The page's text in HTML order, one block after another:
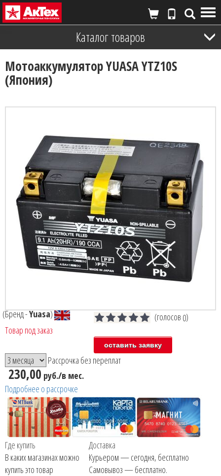
Каталог товаров
Мотоаккумулятор YUASA YTZ10S
(Япония)
(Бренд -Yuasa) (голосов 0)
Товар под заказ
Рассрочка без переплат
230,00 руб./в мес.
Подробнее о рассрочке
Где купить
В каких магазинах можно
купить это товар
Доставка
Курьером — сегодня, бесплатно
Самовывоз — бесплатно.